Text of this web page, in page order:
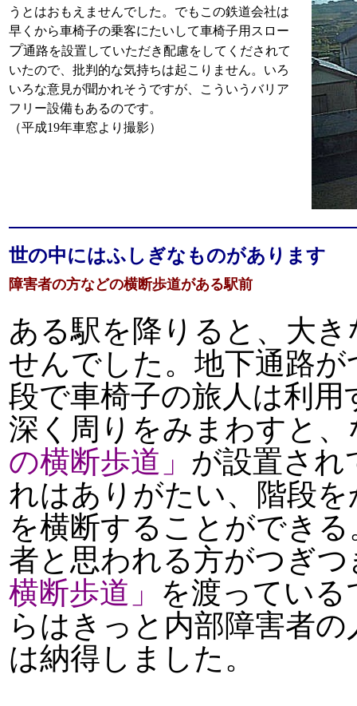
うとはおもえませんでした。でもこの鉄道会社は
早くから車椅子の乗客にたいして車椅子用スロー
プ通路を設置していただき配慮をしてくだされて
いたので、批判的な気持ちは起こりません。いろ
いろな意見が聞かれそうですが、こういうバリア
フリー設備もあるのです。
（平成19年車窓より撮影）
世の中にはふしぎなものがあります
障害者の方などの横断歩道がある駅前
ある駅を降りると、大
せんでした。地下通路
段で車椅子の旅人は利
深く周りをみまわすと、
の横断歩道」 が設置され
れはありがたい、階段
を横断することができ
者と思われる方がつぎつ
横断歩道」 を渡ってい
らはきっと内部障害者
は納得しました。